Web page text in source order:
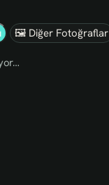
🖼 Diğer Fotoğraflar